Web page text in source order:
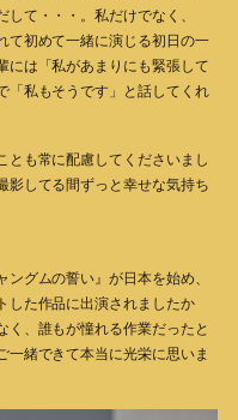
て・・・。私だけでなく、
て初めて一緒に演じる初日の一
には「私があまりにも緊張して
「私もそうです」と話してくれ
とも常に配慮してくださいまし
影してる間ずっと幸せな気持ち
グムの誓い』が日本を始め、
した作品に出演されましたか
く、誰もが憧れる作業だったと
緒できて本当に光栄に思いま